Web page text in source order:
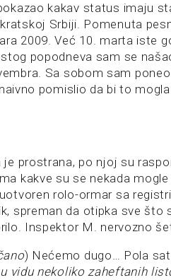
kakav status imaju
Srbiji. Pomenuta
2009. Već 10. marta iste
popodneva sam se
Sa sobom sam
pomislio da bi to
prostrana, po njoj su
kakve su se nekada
rolo-ormar sa
spreman da otipka sve
Inspektor M. nervozno
) Nećemo dugo… Pola
vidu nekoliko zaheftanih